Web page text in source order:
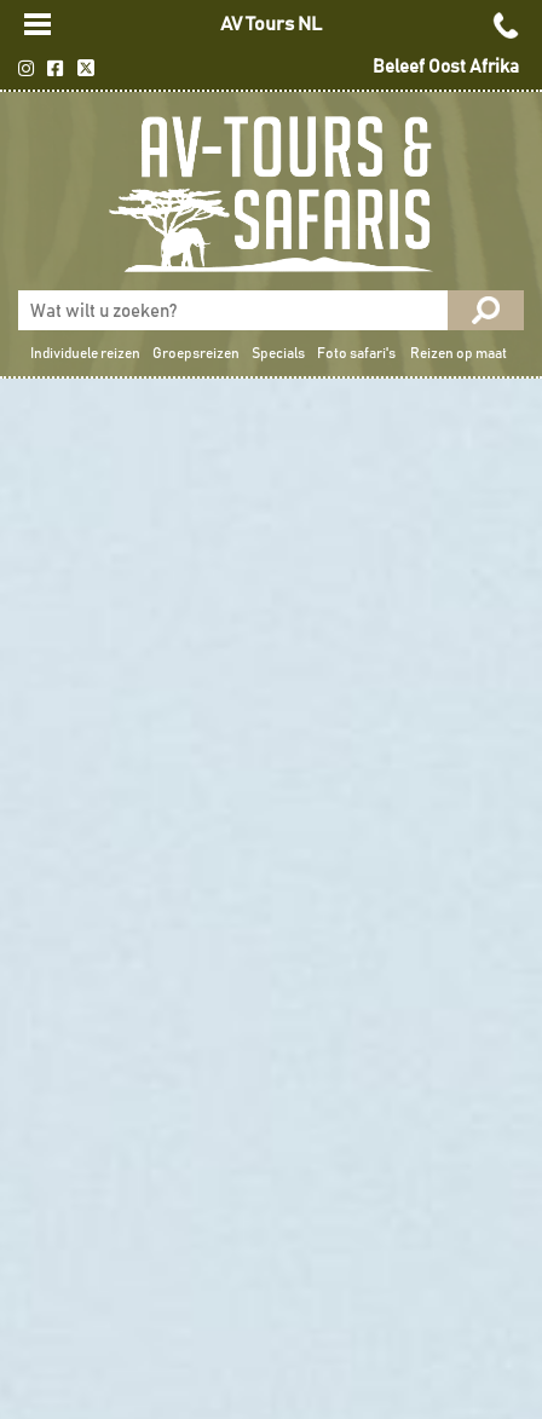
AV Tours NL
Beleef Oost Afrika
Individuele reizen Groepsreizen Specials Foto safari's Reizen op maat